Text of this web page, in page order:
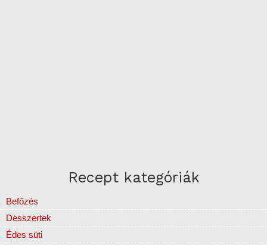
Recept kategóriák
Befőzés
Desszertek
Édes süti